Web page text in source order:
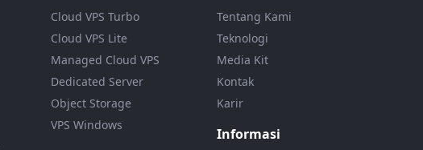
Cloud VPS Turbo
Cloud VPS Lite
Managed Cloud VPS
Dedicated Server
Object Storage
VPS Windows
Tentang Kami
Teknologi
Media Kit
Kontak
Karir
Informasi